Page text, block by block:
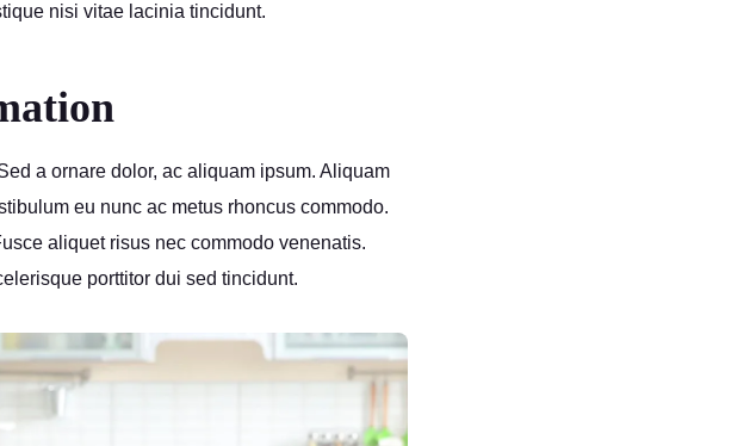
nisi vitae lacinia tincidunt.
a ornare dolor, ac aliquam ipsum. Aliquam
eu nunc ac metus rhoncus commodo.
aliquet risus nec commodo venenatis.
porttitor dui sed tincidunt.